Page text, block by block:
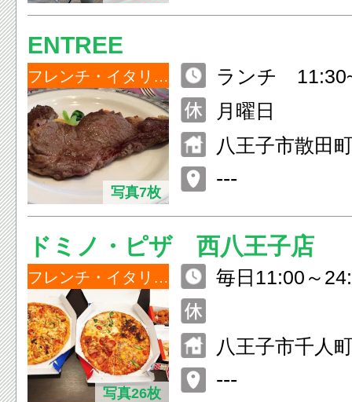
ENTREE
フレンチ・イタリアン
写真7枚
ランチ
14:00） ディ
月曜日
八王子市散田
---
ドミノ・ピザ 西八王子店
フレンチ・イタリアン
写真26枚
毎日11:00～
八王子市千人
---